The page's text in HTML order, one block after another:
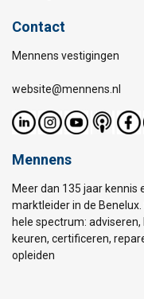
Contact
Mennens vestigingen
website@mennens.nl
Mennens
Meer dan 135 jaar kennis
marktleider in de
hele spectrum:
keuren, certificeren,
opleiden